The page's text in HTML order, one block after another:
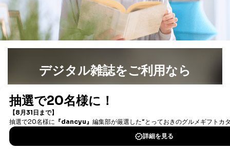
デジタル雑誌をご利用なら
書籍）が無料で読み放題！
DOWNLOAD FOR IOS